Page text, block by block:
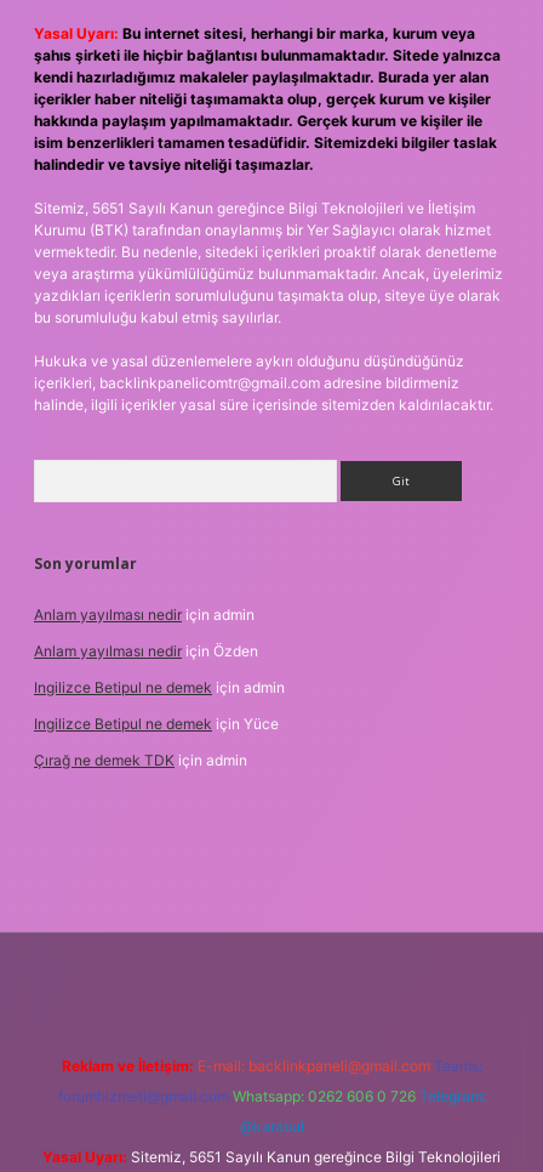
Yasal Uyarı: Bu internet sitesi, herhangi bir marka, kurum veya
şahıs şirketi ile hiçbir bağlantısı bulunmamaktadır. Sitede yalnızca
kendi hazırladığımız makaleler paylaşılmaktadır. Burada yer alan
içerikler haber niteliği taşımamakta olup, gerçek kurum ve kişiler
hakkında paylaşım yapılmamaktadır. Gerçek kurum ve kişiler ile
isim benzerlikleri tamamen tesadüfidir. Sitemizdeki bilgiler taslak
halindedir ve tavsiye niteliği taşımazlar.
Sitemiz, 5651 Sayılı Kanun gereğince Bilgi Teknolojileri ve İletişim
Kurumu (BTK) tarafından onaylanmış bir Yer Sağlayıcı olarak hizmet
vermektedir. Bu nedenle, sitedeki içerikleri proaktif olarak denetleme
veya araştırma yükümlülüğümüz bulunmamaktadır. Ancak, üyelerimiz
yazdıkları içeriklerin sorumluluğunu taşımakta olup, siteye üye olarak
bu sorumluluğu kabul etmiş sayılırlar.
Hukuka ve yasal düzenlemelere aykırı olduğunu düşündüğünüz
içerikleri, backlinkpanelicomtr@gmail.com adresine bildirmeniz
halinde, ilgili içerikler yasal süre içerisinde sitemizden kaldırılacaktır.
Son yorumlar
Anlam yayılması nedir için admin
Anlam yayılması nedir için Özden
Ingilizce Betipul ne demek için admin
Ingilizce Betipul ne demek için Yüce
Çırağ ne demek TDK için admin
Reklam ve İletişim: E-mail: backlinkpaneli@gmail.com Teams:
forumhizmeti@gmail.com Whatsapp: 0262 606 0 726 Telegram:
@karabul
Yasal Uyarı: Sitemiz, 5651 Sayılı Kanun gereğince Bilgi Teknolojileri